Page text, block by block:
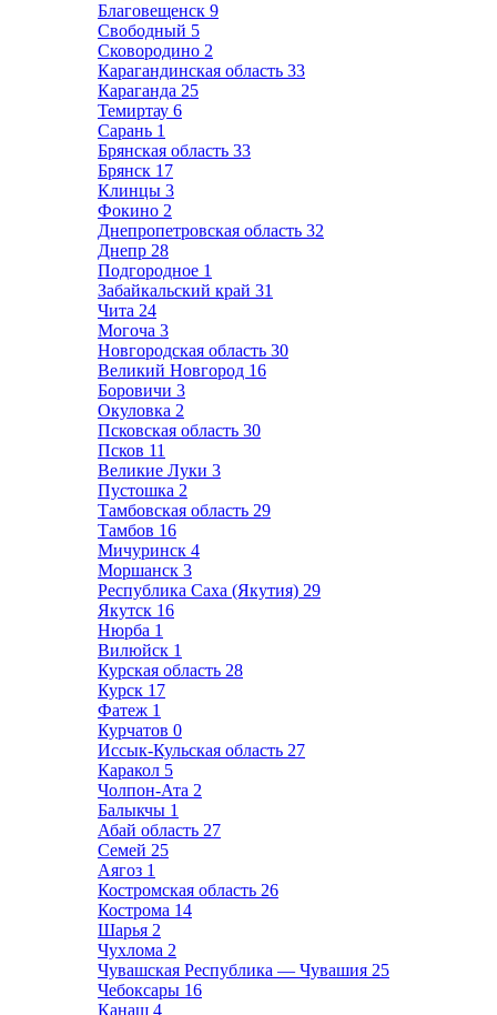
Благовещенск 9
Свободный 5
Сковородино 2
Карагандинская область 33
Караганда 25
Темиртау 6
Сарань 1
Брянская область 33
Брянск 17
Клинцы 3
Фокино 2
Днепропетровская область 32
Днепр 28
Подгородное 1
Забайкальский край 31
Чита 24
Могоча 3
Новгородская область 30
Великий Новгород 16
Боровичи 3
Окуловка 2
Псковская область 30
Псков 11
Великие Луки 3
Пустошка 2
Тамбовская область 29
Тамбов 16
Мичуринск 4
Моршанск 3
Республика Саха (Якутия) 29
Якутск 16
Нюрба 1
Вилюйск 1
Курская область 28
Курск 17
Фатеж 1
Курчатов 0
Иссык-Кульская область 27
Каракол 5
Чолпон-Ата 2
Балыкчы 1
Абай область 27
Семей 25
Аягоз 1
Костромская область 26
Кострома 14
Шарья 2
Чухлома 2
Чувашская Республика — Чувашия 25
Чебоксары 16
Канаш 4